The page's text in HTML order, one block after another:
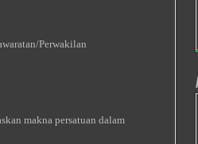
Perwakilan
makna persatuan dalam